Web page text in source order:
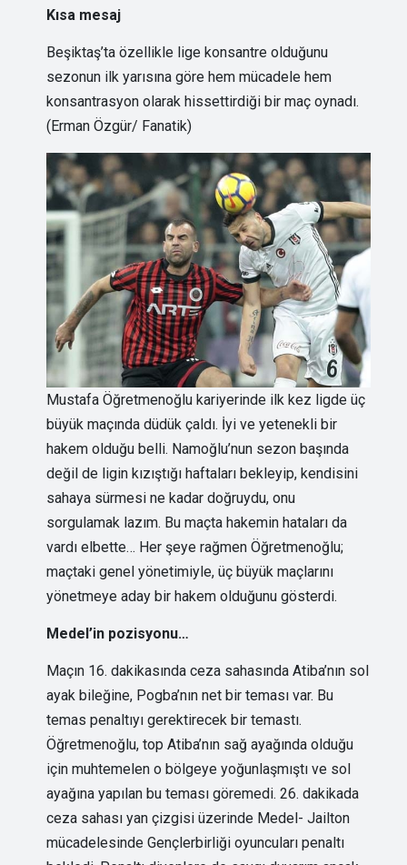
Kısa mesaj
Beşiktaş’ta özellikle lige konsantre olduğunu
sezonun ilk yarısına göre hem mücadele hem
konsantrasyon olarak hissettirdiği bir maç oynadı.
(Erman Özgür/ Fanatik)
Mustafa Öğretmenoğlu kariyerinde ilk kez ligde üç
büyük maçında düdük çaldı. İyi ve yetenekli bir
hakem olduğu belli. Namoğlu’nun sezon başında
değil de ligin kızıştığı haftaları bekleyip, kendisini
sahaya sürmesi ne kadar doğruydu, onu
sorgulamak lazım. Bu maçta hakemin hataları da
vardı elbette… Her şeye rağmen Öğretmenoğlu;
maçtaki genel yönetimiyle, üç büyük maçlarını
yönetmeye aday bir hakem olduğunu gösterdi.
Medel’in pozisyonu…
Maçın 16. dakikasında ceza sahasında Atiba’nın sol
ayak bileğine, Pogba’nın net bir teması var. Bu
temas penaltıyı gerektirecek bir temastı.
Öğretmenoğlu, top Atiba’nın sağ ayağında olduğu
için muhtemelen o bölgeye yoğunlaşmıştı ve sol
ayağına yapılan bu teması göremedi. 26. dakikada
ceza sahası yan çizgisi üzerinde Medel- Jailton
mücadelesinde Gençlerbirliği oyuncuları penaltı